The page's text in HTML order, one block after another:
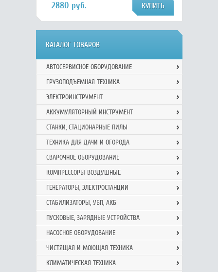
2880 руб.
КАТАЛОГ ТОВАРОВ
АВТОСЕРВИСНОЕ ОБОРУДОВАНИЕ
ГРУЗОПОДЪЕМНАЯ ТЕХНИКА
ЭЛЕКТРОИНСТРУМЕНТ
АККУМУЛЯТОРНЫЙ ИНСТРУМЕНТ
СТАНКИ, СТАЦИОНАРНЫЕ ПИЛЫ
ТЕХНИКА ДЛЯ ДАЧИ И ОГОРОДА
СВАРОЧНОЕ ОБОРУДОВАНИЕ
КОМПРЕССОРЫ ВОЗДУШНЫЕ
ГЕНЕРАТОРЫ, ЭЛЕКТРОСТАНЦИИ
СТАБИЛИЗАТОРЫ, УБП, АКБ
ПУСКОВЫЕ, ЗАРЯДНЫЕ УСТРОЙСТВА
НАСОСНОЕ ОБОРУДОВАНИЕ
ЧИСТЯЩАЯ И МОЮЩАЯ ТЕХНИКА
КЛИМАТИЧЕСКАЯ ТЕХНИКА